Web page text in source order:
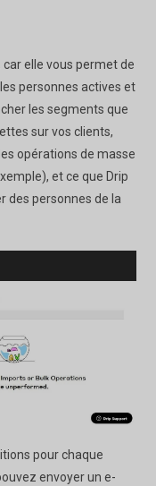
car elle vous permet de
personnes actives et
les segments que
sur vos clients,
opérations de masse
et ce que Drip
des personnes de la
pour chaque
envoyer un e-